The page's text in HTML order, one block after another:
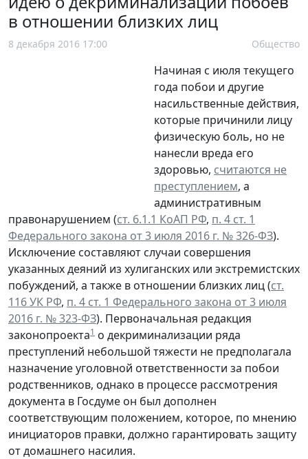
в отношении близких лиц
8 декабря 2016 17:00 Общество
Начиная с июля текущего
года побои и другие
насильственные действия,
которые причинили лицу
физическую боль, но не
нанесли вреда его
здоровью, считаются не
преступлением, а
административным
правонарушением (ст. 6.1.1 КоАП РФ, п. 4 ст. 1
Федерального закона от 3 июля 2016 г. № 326-ФЗ).
Исключение составляют случаи совершения
указанных деяний из хулиганских или экстремистских
побуждений, а также в отношении близких лиц (ст.
116 УК РФ, п. 4 ст. 1 Федерального закона от 3 июля
2016 г. № 323-ФЗ). Первоначальная редакция
законопроекта1 о декриминализации ряда
преступлений небольшой тяжести не предполагала
назначение уголовной ответственности за побои
родственников, однако в процессе рассмотрения
документа в Госдуме он был дополнен
соответствующим положением, которое, по мнению
инициаторов правки, должно гарантировать защиту
от домашнего насилия.